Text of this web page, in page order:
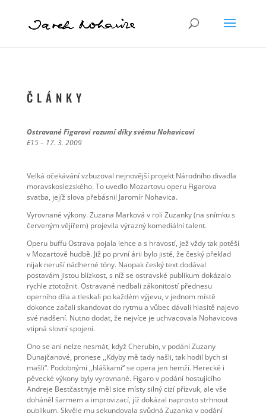
Č L Á N K Y
Ostravané Figarovi rozumí díky svému Nohavicovi
E15 – 17. 3. 2009
Velká očekávání vzbuzoval nejnovější projekt Národního divadla
moravskoslezského. To uvedlo Mozartovu operu Figarova
svatba, jejíž slova přebásnil Jaromír Nohavica.
Vyrovnané výkony. Zuzana Marková v roli Zuzanky (na snímku s
červeným vějířem) projevila výrazný komediální talent.
Operu buffu Ostrava pojala lehce a s hravostí, jež vždy tak potěší
v Mozartově hudbě. Již po první árii bylo jisté, že český překlad
nijak neruší nádherné tóny. Naopak český text dodával
postavám jistou blízkost, s níž se ostravské publikum dokázalo
rychle ztotožnit. Ostravané nedbali zákonitostí přednesu
operního díla a tleskali po každém výjevu, v jednom místě
dokonce začali skandovat do rytmu a vůbec dávali hlasitě najevo
své nadšení. Nutno dodat, že nejvíce je uchvacovala Nohavicova
vtipná slovní spojení.
Ono se ani nelze nesmát, když Cherubín, v podání Zuzany
Dunajčanové, pronese ,,Kdyby mě tady našli, tak hodil bych si
mašli“. Podobnými ,,hláškami“ se opera jen hemží. Herecké i
pěvecké výkony byly vyrovnané. Figaro v podání hostujícího
Andreje Bestčastnyje měl sice místy silný cizí přízvuk, ale vše
doháněl šarmem a improvizací, jíž dokázal naprosto strhnout
publikum. Skvěle mu sekundovala svůdná Zuzanka v podání